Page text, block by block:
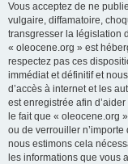
Vous acceptez de ne
vulgaire, diffamatoire,
transgresser la législation
« oleocene.org » est
respectez pas ces
immédiat et définitif et
d’accès à internet et les
est enregistrée afin
le fait que « oleocene.org
ou de verrouiller
nous estimons cela
les informations que vous